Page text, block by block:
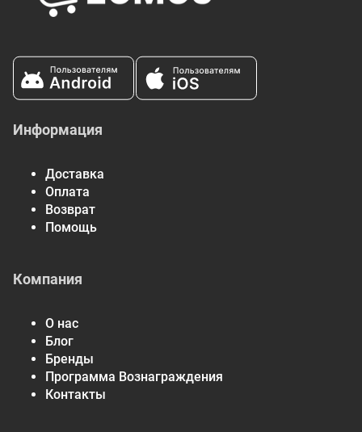
Информация
Доставка
Оплата
Возврат
Помощь
Компания
О нас
Блог
Бренды
Программа Вознаграждения
Контакты